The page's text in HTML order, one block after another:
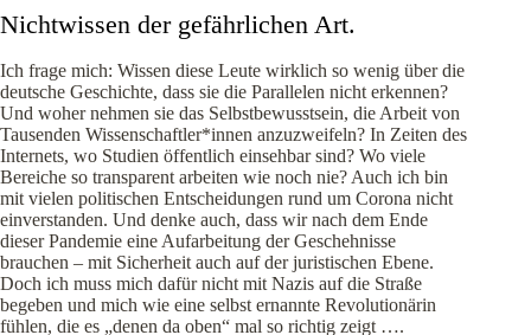
Nichtwissen der gefährlichen Art.
Ich frage mich: Wissen diese Leute wirklich so wenig über die
deutsche Geschichte, dass sie die Parallelen nicht erkennen?
Und woher nehmen sie das Selbstbewusstsein, die Arbeit von
Tausenden Wissenschaftler*innen anzuzweifeln? In Zeiten des
Internets, wo Studien öffentlich einsehbar sind? Wo viele
Bereiche so transparent arbeiten wie noch nie? Auch ich bin
mit vielen politischen Entscheidungen rund um Corona nicht
einverstanden. Und denke auch, dass wir nach dem Ende
dieser Pandemie eine Aufarbeitung der Geschehnisse
brauchen – mit Sicherheit auch auf der juristischen Ebene.
Doch ich muss mich dafür nicht mit Nazis auf die Straße
begeben und mich wie eine selbst ernannte Revolutionärin
fühlen, die es „denen da oben“ mal so richtig zeigt ….